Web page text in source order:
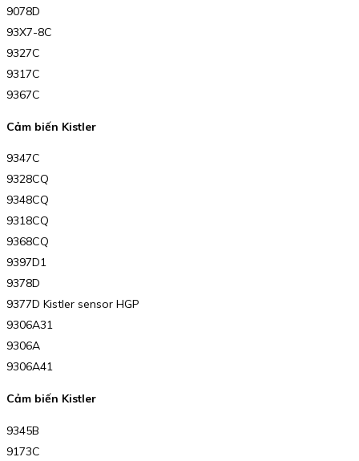
9078D
93X7-8C
9327C
9317C
9367C
Cảm biến Kistler
9347C
9328CQ
9348CQ
9318CQ
9368CQ
9397D1
9378D
9377D Kistler sensor HGP
9306A31
9306A
9306A41
Cảm biến Kistler
9345B
9173C